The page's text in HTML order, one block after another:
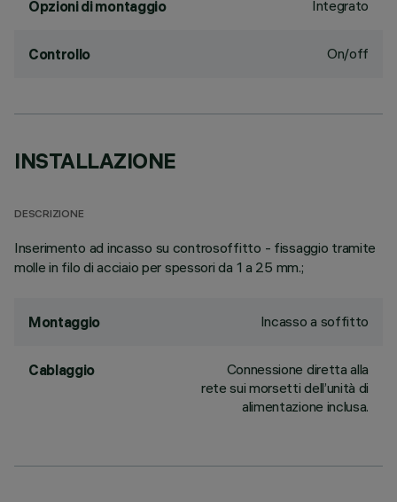
Opzioni di montaggio Integrato
Controllo On/off
INSTALLAZIONE
DESCRIZIONE
Inserimento ad incasso su controsoffitto - fissaggio tramite
molle in filo di acciaio per spessori da 1 a 25 mm.;
Montaggio Incasso a soffitto
Cablaggio
Connessione diretta alla
rete sui morsetti dell’unità di
alimentazione inclusa.